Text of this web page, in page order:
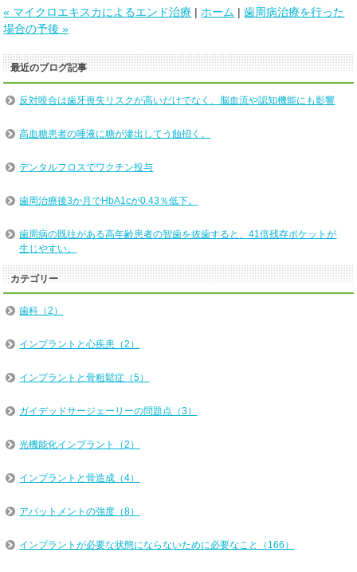
« マイクロエキスカによるエンド治療 | ホーム |歯周病治療を行った
場合の予後 »
最近のブログ記事
反対咬合は歯牙喪失リスクが高いだけでなく、脳血流や認知機能にも影響
高血糖患者の唾液に糖が滲出してう蝕招く。
デンタルフロスでワクチン投与
歯周治療後3か月でHbA1cが0.43％低下。
歯周病の既往がある高年齢患者の智歯を抜歯すると、41倍残存ポケットが
生じやすい。
カテゴリー
歯科（2）
インプラントと心疾患（2）
インプラントと骨粗鬆症（5）
ガイデッドサージェーリーの問題点（3）
光機能化インプラント（2）
インプラントと骨造成（4）
アバットメントの強度（8）
インプラントが必要な状態にならないために必要なこと（166）